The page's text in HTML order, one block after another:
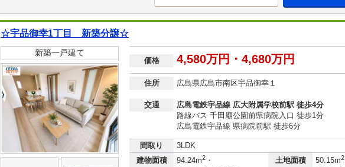
☆宇品御幸1丁目 新築分譲☆
新築一戸建て
価格 4,580万円・4,680万円
住所 広島県広島市南区宇品御幸１
交通
広島電鉄宇品線 広大附属学校前駅 徒歩4分
路線バス 千田廟公園前県病院入口 徒歩1分
広島電鉄宇品線 県病院前駅 徒歩6分
間取り
3LDK
建物面積
94.24m2 ・
土地面積 50.15m2